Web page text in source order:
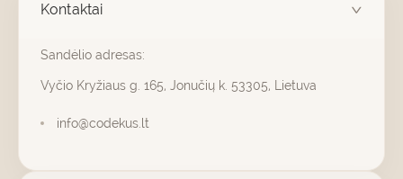
Kontaktai
Sandėlio adresas:
Vyčio Kryžiaus g. 165, Jonučių k. 53305, Lietuva
info@codekus.lt